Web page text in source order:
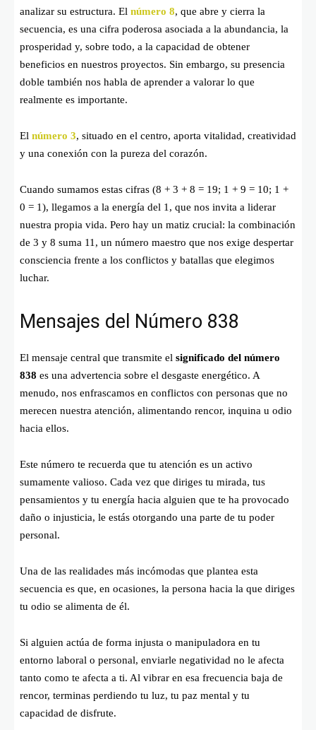
analizar su estructura. El número 8, que abre y cierra la
secuencia, es una cifra poderosa asociada a la abundancia, la
prosperidad y, sobre todo, a la capacidad de obtener
beneficios en nuestros proyectos. Sin embargo, su presencia
doble también nos habla de aprender a valorar lo que
realmente es importante.
El número 3, situado en el centro, aporta vitalidad, creatividad
y una conexión con la pureza del corazón.
Cuando sumamos estas cifras (8 + 3 + 8 = 19; 1 + 9 = 10; 1 +
0 = 1), llegamos a la energía del 1, que nos invita a liderar
nuestra propia vida. Pero hay un matiz crucial: la combinación
de 3 y 8 suma 11, un número maestro que nos exige despertar
consciencia frente a los conflictos y batallas que elegimos
luchar.
Mensajes del Número 838
El mensaje central que transmite el significado del número
838 es una advertencia sobre el desgaste energético. A
menudo, nos enfrascamos en conflictos con personas que no
merecen nuestra atención, alimentando rencor, inquina u odio
hacia ellos.
Este número te recuerda que tu atención es un activo
sumamente valioso. Cada vez que diriges tu mirada, tus
pensamientos y tu energía hacia alguien que te ha provocado
daño o injusticia, le estás otorgando una parte de tu poder
personal.
Una de las realidades más incómodas que plantea esta
secuencia es que, en ocasiones, la persona hacia la que diriges
tu odio se alimenta de él.
Si alguien actúa de forma injusta o manipuladora en tu
entorno laboral o personal, enviarle negatividad no le afecta
tanto como te afecta a ti. Al vibrar en esa frecuencia baja de
rencor, terminas perdiendo tu luz, tu paz mental y tu
capacidad de disfrute.